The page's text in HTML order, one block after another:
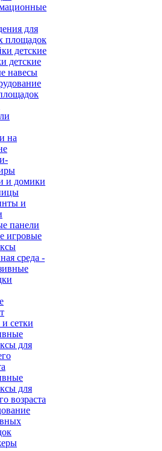
для
площадок
детские
детские
навесы
на
и домики
и
панели
игровые
среда -
сетки
для
для
возраста